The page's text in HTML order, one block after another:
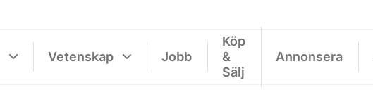
Vetenskap Jobb
Köp
&
Sälj
Annonsera